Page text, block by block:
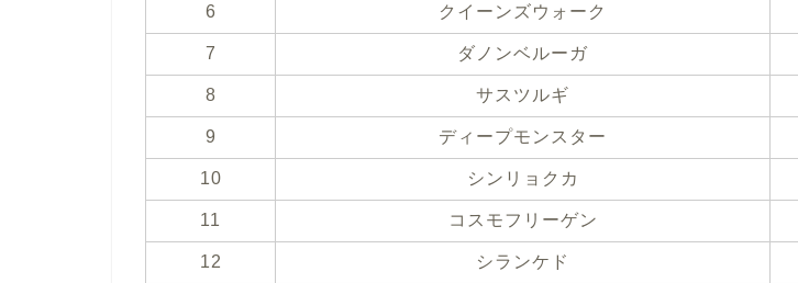
6 クイーンズウォーク
7 ダノンベルーガ
8 サスツルギ
9 ディープモンスター
10 シンリョクカ
11 コスモフリーゲン
12 シランケド